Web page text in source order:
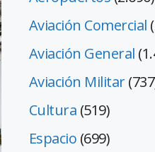
Aviación Comercial
Aviación General
Aviación Militar
Cultura (519)
Espacio (699)